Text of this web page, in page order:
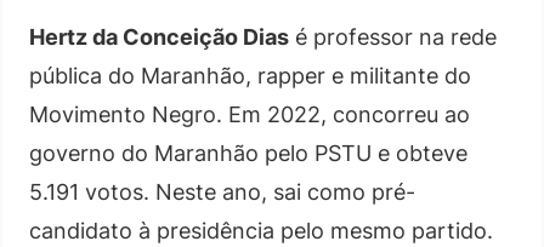
Hertz da Conceição Dias é professor na rede
pública do Maranhão, rapper e militante do
Movimento Negro. Em 2022, concorreu ao
governo do Maranhão pelo PSTU e obteve
5.191 votos. Neste ano, sai como pré-
candidato à presidência pelo mesmo partido.